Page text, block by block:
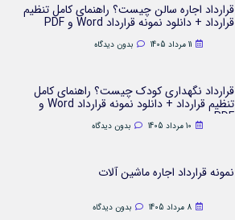
قرارداد اجاره سالن چیست؟ راهنمای کامل تنظیم
قرارداد + دانلود نمونه قرارداد Word و PDF
11 مرداد 1405 بدون دیدگاه
قرارداد نگهداری کودک چیست؟ راهنمای کامل
تنظیم قرارداد + دانلود نمونه قرارداد Word و
PDF
10 مرداد 1405 بدون دیدگاه
نمونه قرارداد اجاره ماشین آلات
8 مرداد 1405 بدون دیدگاه